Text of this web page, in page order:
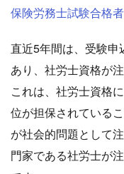
保険労務士試験合格
直近5年間は、受験申
あり、社労士資格が
これは、社労士資格
位が担保されている
が社会的問題として
門家である社労士が